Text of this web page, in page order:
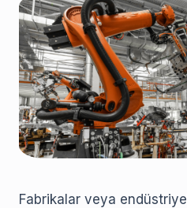
Fabrikalar veya